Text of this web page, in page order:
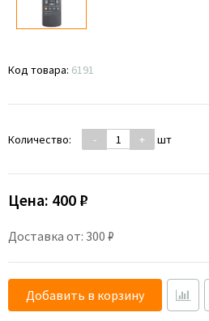
Код товара: 6191
Количество: - + шт
Цена: 400 ₽
Доставка от: 300 ₽
Добавить в корзину